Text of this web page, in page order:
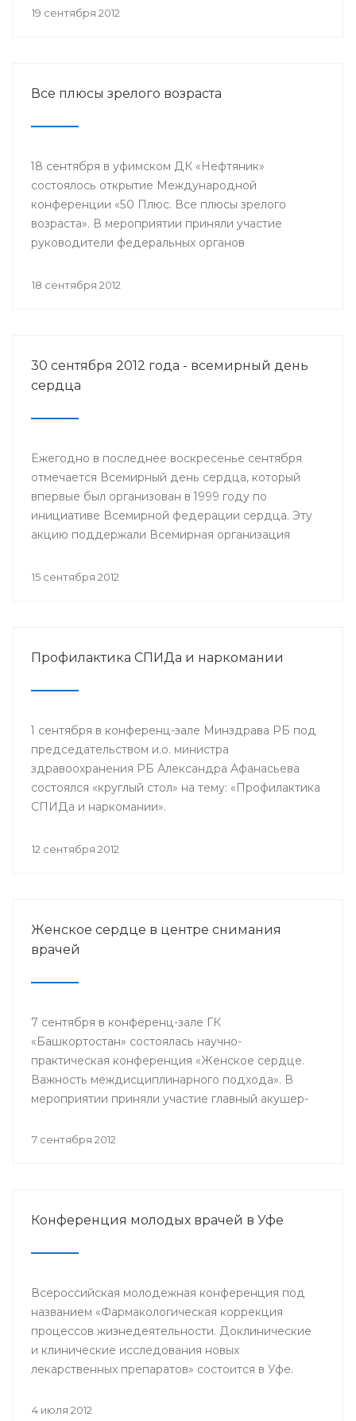
репродуктивного здоровья женщин и питание
19 сентября 2012
Все плюсы зрелого возраста
18 сентября в уфимском ДК «Нефтяник»
состоялось открытие Международной
конференции «50 Плюс. Все плюсы зрелого
возраста». В мероприятии приняли участие
руководители федеральных органов
самоуправления, представители международных
18 сентября 2012
30 сентября 2012 года - всемирный день
сердца
Ежегодно в последнее воскресенье сентября
отмечается Всемирный день сердца, который
впервые был организован в 1999 году по
инициативе Всемирной федерации сердца. Эту
акцию поддержали Всемирная организация
организации.
15 сентября 2012
Профилактика СПИДа и наркомании
1 сентября в конференц-зале Минздрава РБ под
председательством и.о. министра
здравоохранения РБ Александра Афанасьева
состоялся «круглый стол» на тему: «Профилактика
СПИДа и наркомании».
12 сентября 2012
Женское сердце в центре снимания
врачей
7 сентября в конференц-зале ГК
«Башкортостан» состоялась научно-
практическая конференция «Женское сердце.
Важность междисциплинарного подхода». В
мероприятии приняли участие главный акушер-
заместитель начальника Управления
заведующий кафедрой акушерства и
профессора ведущих клиник Москвы: Рафаэль
гинекологи, детские гинекологи, кардиологи,
эндокринологи, врачи общей практики,
терапевты, сотрудники профильных кафедр
БГМУ.
7 сентября 2012
Конференция молодых врачей в Уфе
Всероссийская молодежная конференция под
названием «Фармакологическая коррекция
процессов жизнедеятельности. Доклинические
и клинические исследования новых
лекарственных препаратов» состоится в Уфе.
4 июля 2012